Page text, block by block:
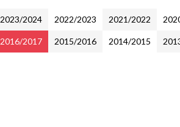
2023/2024 2022/2023 2021/2022
2016/2017 2015/2016 2014/2015